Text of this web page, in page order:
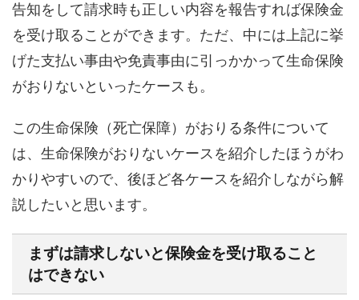
告知をして請求時も正しい内容を報告すれば保険金
を受け取ることができます。ただ、中には上記に挙
げた支払い事由や免責事由に引っかかって生命保険
がおりないといったケースも。
この生命保険（死亡保障）がおりる条件について
は、生命保険がおりないケースを紹介したほうがわ
かりやすいので、後ほど各ケースを紹介しながら解
説したいと思います。
まずは請求しないと保険金を受け取ること
はできない